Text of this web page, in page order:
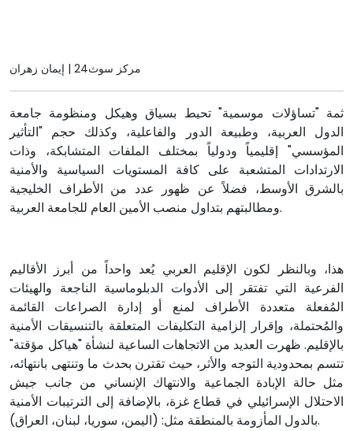
مركز سوث24 | إيمان زهران
ثمة "تساؤلات موسمية" تحيط بسياق وهيكل ومنظومة جامعة
الدول العربية، وطبيعة الدور والفاعلية، وكذلك حجم "التأثير
المؤسسي" إقليمياً ودولياً بمختلف الملفات المتشابكة، وذات
الارتدادات المتشعبة على كافة المستويات السياسية والأمنية
بالشرق الأوسط، فضلاً عن ظهور عدد من الأطراف الخليجية
ومطالبتهم بتداول منصب الأمين العام للجامعة العربية.
هذا، وبالنظر لكون الإقليم العربي يُعد واحداً من أبرز الأقاليم
الفرعية التي تفتقر إلى الأدوات الدبلوماسية الناجعة والهيئات
المُفعلة متعددة الأطراف لمنع أو إدارة الصراعات القائمة
والمُحتملة، وإقرار إلزامية التكليفات المتعلقة بالتنسيقات الأمنية
بالإقليم. ظهرت العديد من الاتجاهات الساعية لنشأة "هياكل مؤقتة"
تتسم بمحدودية التوجه والأثر، حيث تقترن بحدث ما وتنتهى بانتهائه،
مثل حالة الإبادة الجماعية والانتهاك الإنساني من جانب جيش
الاحتلال الإسرائيلي في قطاع غزة، بالإضافة إلى الترتيبات الأمنية
بالدول المأزومة بالمنطقة مثل: (اليمن، سوريا، لبنان، العراق).